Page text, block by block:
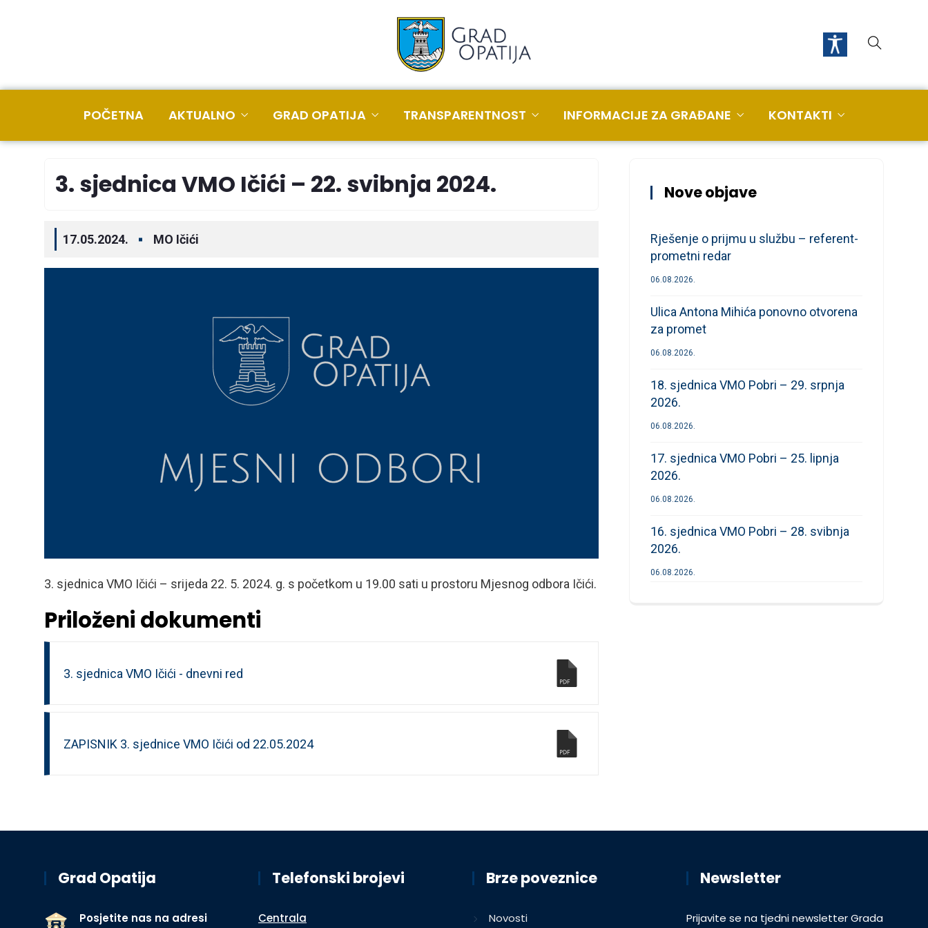
POČETNA AKTUALNO GRAD OPATIJA TRANSPARENTNOST INFORMACIJE ZA GRAĐANE KONTAKTI
3. sjednica VMO Ičići – 22. svibnja 2024.
17.05.2024. MO Ičići
3. sjednica VMO Ičići – srijeda 22. 5. 2024. g. s početkom u 19.00 sati u prostoru Mjesnog odbora Ičići.
Priloženi dokumenti
3. sjednica VMO Ičići - dnevni red
ZAPISNIK 3. sjednice VMO Ičići od 22.05.2024
Nove objave
Rješenje o prijmu u službu – referent-
prometni redar
06.08.2026.
Ulica Antona Mihića ponovno otvorena
za promet
06.08.2026.
18. sjednica VMO Pobri – 29. srpnja
2026.
06.08.2026.
17. sjednica VMO Pobri – 25. lipnja
2026.
06.08.2026.
16. sjednica VMO Pobri – 28. svibnja
2026.
06.08.2026.
Grad Opatija
Posjetite nas na adresi
Telefonski brojevi
Centrala
Brze poveznice
Novosti
Newsletter
Prijavite se na tjedni newsletter Grada